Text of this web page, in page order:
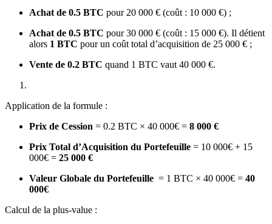
Achat de 0.5 BTC pour 20 000 € (coût : 10 000 €) ;
Achat de 0.5 BTC pour 30 000 € (coût : 15 000 €). Il détient
alors 1 BTC pour un coût total d’acquisition de 25 000 € ;
Vente de 0.2 BTC quand 1 BTC vaut 40 000 €.
Application de la formule :
Prix de Cession = 0.2 BTC × 40 000€ = 8 000 €
Prix Total d’Acquisition du Portefeuille = 10 000€ + 15
000€ = 25 000 €
Valeur Globale du Portefeuille = 1 BTC × 40 000€ = 40
000€
Calcul de la plus-value :